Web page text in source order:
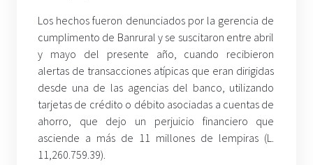
Los hechos fueron denunciados por la gerencia de
cumplimento de Banrural y se suscitaron entre abril
y mayo del presente año, cuando recibieron
alertas de transacciones atípicas que eran dirigidas
desde una de las agencias del banco, utilizando
tarjetas de crédito o débito asociadas a cuentas de
ahorro, que dejo un perjuicio financiero que
asciende a más de 11 millones de lempiras (L.
11,260.759.39).